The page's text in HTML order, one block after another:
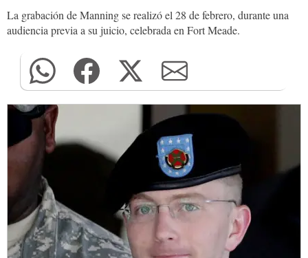
La grabación de Manning se realizó el 28 de febrero, durante una
audiencia previa a su juicio, celebrada en Fort Meade.